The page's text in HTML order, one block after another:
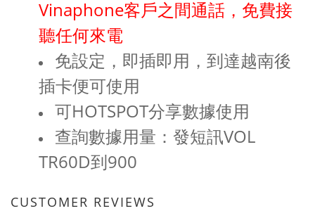
Vinaphone客戶之間通話，免費接
聽任何來電
免設定，即插即用，到達越南後
插卡便可使用
可HOTSPOT分享數據使用
查詢數據用量：發短訊VOL
TR60D到900
CUSTOMER REVIEWS